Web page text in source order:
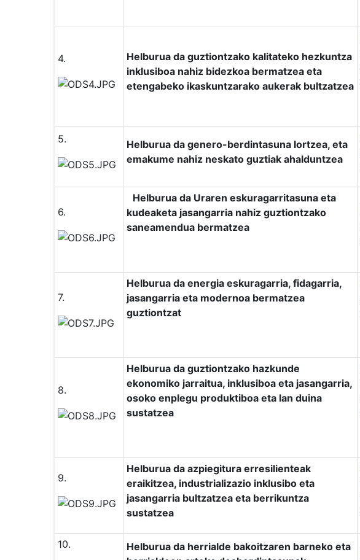
4.
Helburua da guztiontzako kalitateko hezkuntza
inklusiboa nahiz bidezkoa bermatzea eta
etengabeko ikaskuntzarako aukerak bultzatzea
5.
Helburua da genero-berdintasuna lortzea, eta
emakume nahiz neskato guztiak ahalduntzea
6.
Helburua da Uraren eskuragarritasuna eta
kudeaketa jasangarria nahiz guztiontzako
saneamendua bermatzea
7.
Helburua da energia eskuragarria, fidagarria,
jasangarria eta modernoa bermatzea
guztiontzat
8.
Helburua da guztiontzako hazkunde
ekonomiko jarraitua, inklusiboa eta jasangarria,
osoko enplegu produktiboa eta lan duina
sustatzea
9.
Helburua da azpiegitura erresilienteak
eraikitzea, industrializazio inklusibo eta
jasangarria bultzatzea eta berrikuntza
sustatzea
10.
Helburua da herrialde bakoitzaren barneko eta